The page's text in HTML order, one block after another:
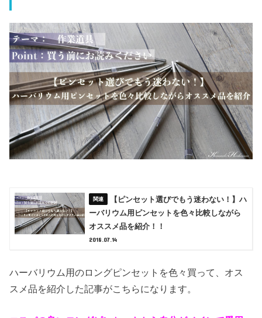
【ピンセット選びでもう迷わない！】ハ
ーバリウム用ピンセットを色々比較しながら
オススメ品を紹介！！
2018.07.14
ハーバリウム用のロングピンセットを色々買って、オス
スメ品を紹介した記事がこちらになります。